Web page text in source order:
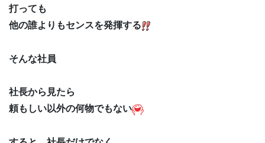
打っても
他の誰よりもセンスを発揮する
そんな社員
社長から見たら
頼もしい以外の何物でもない